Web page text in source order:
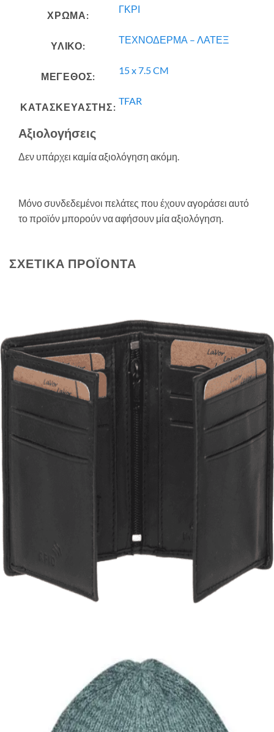
ΧΡΩΜΑ:
ΓΚΡΙ
ΥΛΙΚΟ:
ΤΕΧΝΟΔΕΡΜΑ – ΛΑΤΕΞ
ΜΕΓΕΘΟΣ:
15 x 7.5 CM
ΚΑΤΑΣΚΕΥΑΣΤΗΣ:
TFAR
Αξιολογήσεις
Δεν υπάρχει καμία αξιολόγηση ακόμη.
Μόνο συνδεδεμένοι πελάτες που έχουν αγοράσει αυτό
το προϊόν μπορούν να αφήσουν μία αξιολόγηση.
ΣΧΕΤΙΚΆ ΠΡΟΪΌΝΤΑ
Quick View
ΑΝΔΡΙΚΑ ΠΟΡΤΟΦΟΛΙΑ
Μικρό πορτοφόλι Lavor 1-3308